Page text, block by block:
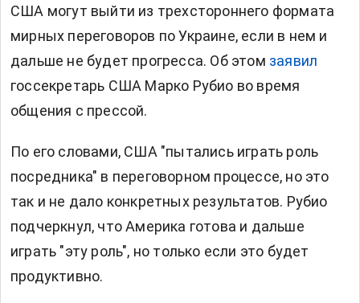
США могут выйти из трехстороннего формата
мирных переговоров по Украине, если в нем и
дальше не будет прогресса. Об этом заявил
госсекретарь США Марко Рубио во время
общения с прессой.
По его словами, США "пытались играть роль
посредника" в переговорном процессе, но это
так и не дало конкретных результатов. Рубио
подчеркнул, что Америка готова и дальше
играть "эту роль", но только если это будет
продуктивно.